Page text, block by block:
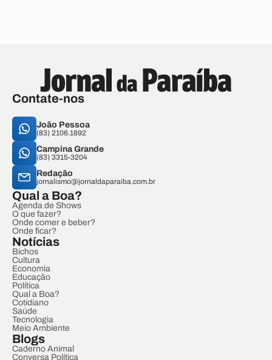
Contate-nos
João Pessoa
(83) 2106.1892
Campina Grande
(83) 3315-3204
Redação
jornalismo@jornaldaparaiba.com.br
Qual a Boa?
Agenda de Shows
O que fazer?
Onde comer e beber?
Onde ficar?
Notícias
Bichos
Cultura
Economia
Educação
Política
Qual a Boa?
Cotidiano
Saúde
Tecnologia
Meio Ambiente
Blogs
Caderno Animal
Conversa Política